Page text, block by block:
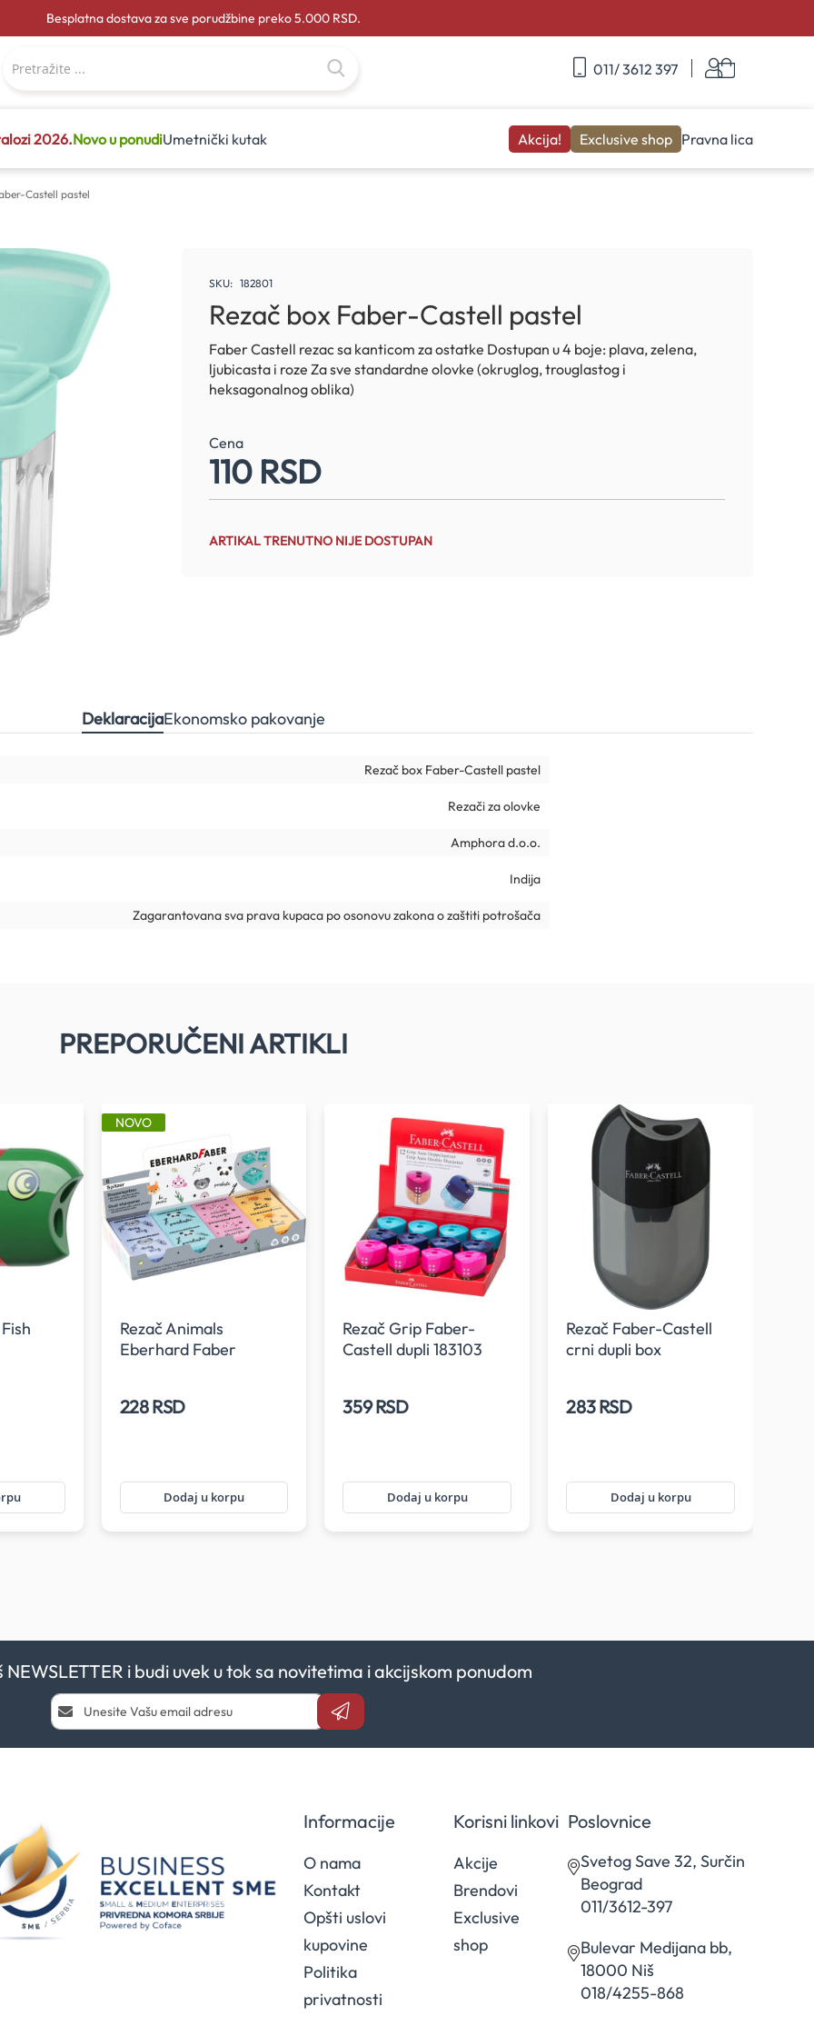
Besplatna dostava za sve porudžbine preko 5.000 RSD.
011/ 3612 397 Korpa
2026.Novo u ponudiUmetnički kutak Akcija! Exclusive shop Pravna lica
Castell pastel
Rezač box Faber-Castell pastel
SKU 182801
Faber Castell rezac sa kanticom za ostatke Dostupan u 4 boje: plava, zelena,
ljubicasta i roze Za sve standardne olovke (okruglog, trouglastog i
heksagonalnog oblika)
Cena
110 RSD
ARTIKAL TRENUTNO NIJE DOSTUPAN
DeklaracijaEkonomsko pakovanje
Rezač box Faber-Castell pastel
Rezači za olovke
Amphora d.o.o.
Indija
Zagarantovana sva prava kupaca po osonovu zakona o zaštiti potrošača
PREPORUČENI ARTIKLI
NOVO
Rezač Animals
Eberhard Faber
228 RSD
Dodaj u korpu
Rezač Grip Faber-
Castell dupli 183103
359 RSD
Dodaj u korpu
Rezač Faber-Castell
crni dupli box
283 RSD
Dodaj u korpu
NEWSLETTER i budi uvek u tok sa novitetima i akcijskom ponudom
Prijavi
se
Informacije
O nama
Kontakt
Opšti uslovi
kupovine
Politika
privatnosti
Korisni linkovi
Akcije
Brendovi
Exclusive
shop
Poslovnice
Svetog Save 32, Surčin
Beograd
011/3612-397
Bulevar Medijana bb,
18000 Niš
018/4255-868